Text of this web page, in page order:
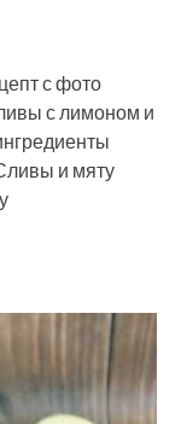
с фото
с лимоном и
и мяту